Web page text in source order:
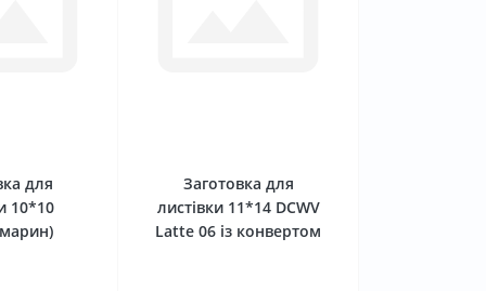
для
10*10
Заготовка для
листівки 11*14 DCWV
Latte 06 із конвертом